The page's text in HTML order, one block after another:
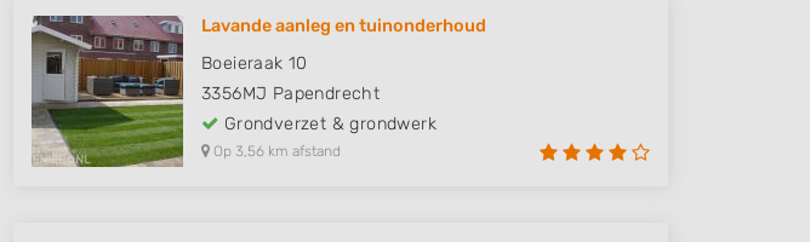
Lavande aanleg en tuinonderhoud
Boeieraak 10
3356MJ Papendrecht
Grondverzet & grondwerk
Op 3,56 km afstand